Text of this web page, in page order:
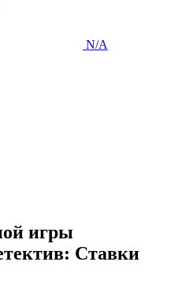
N/A
игры
Ставки